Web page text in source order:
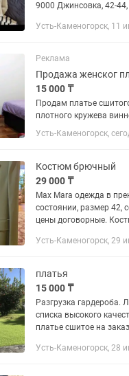
9000 Джинсовка, 42-
44, 2000 Куртка
Усть-Каменогорск, 11
Реклама
Продажа женског
15 000 ₸
Продам платье
плотного кружева
Шилось на конкретное
надевала один раз.
рождения или любое
Усть-Каменогорск,
Костюм брючный
29 000 ₸
Max Mara одежда в
состоянии, размер 42,
цены договорные.
шерсть меринос...
Усть-Каменогорск, 29
платья
15 000 ₸
Разгрузка гардероба.
списка высокого качества .
платье сшитое на
конкретное
Усть-Каменогорск, 28